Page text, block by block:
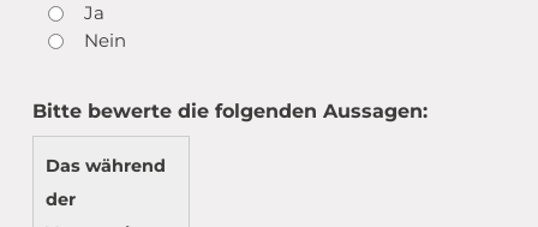
Ja
Nein
Bitte bewerte die folgenden Aussagen:
Das während
der